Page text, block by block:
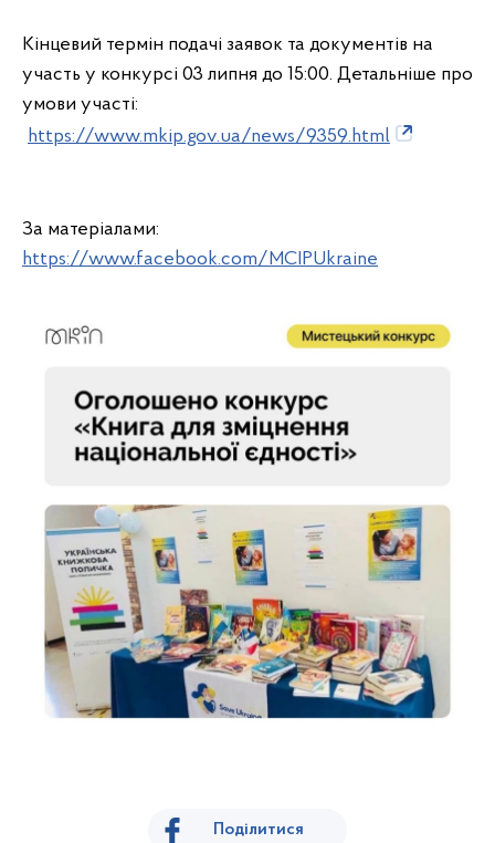
Кінцевий термін подачі заявок та документів на
участь у конкурсі 03 липня до 15:00. Детальніше про
умови участі:
https://www.mkip.gov.ua/news/9359.html
За матеріалами:
https://www.facebook.com/MCIPUkraine
Поділитися